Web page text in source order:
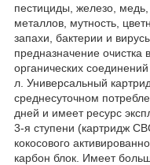
пестициды, железо,
металлов, мутность,
запахи, бактерии и
предназначение очистка
органических
л. Универсальный
среднесуточном
дней и имеет ресурс
3-я ступени (картридж
кокосового
карбон блок. Имеет